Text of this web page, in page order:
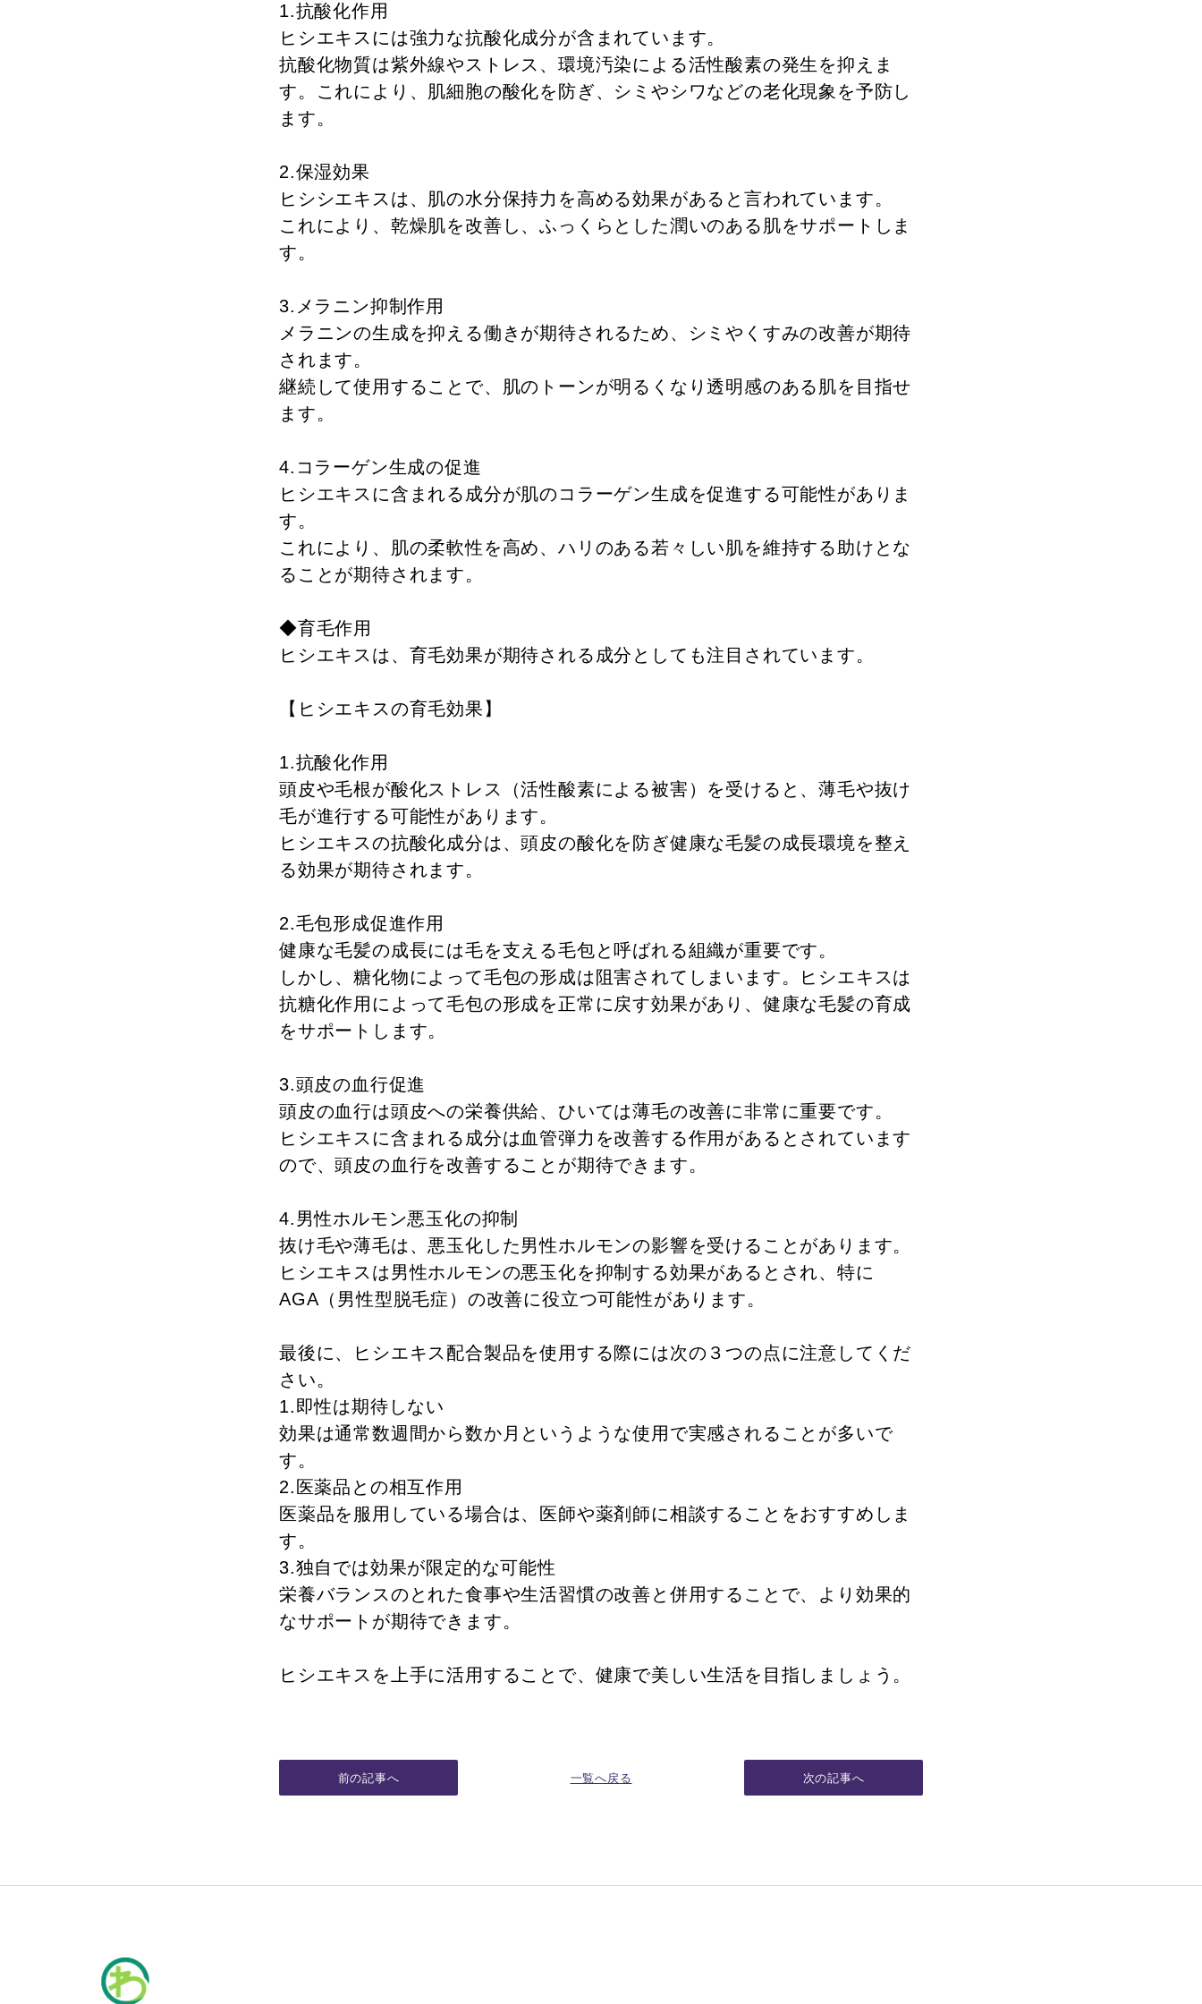
1.抗酸化作用
ヒシエキスには強力な抗酸化成分が含まれています。
抗酸化物質は紫外線やストレス、環境汚染による活性酸素の発生を抑えま
す。これにより、肌細胞の酸化を防ぎ、シミやシワなどの老化現象を予防し
ます。
2.保湿効果
ヒシシエキスは、肌の水分保持力を高める効果があると言われています。
これにより、乾燥肌を改善し、ふっくらとした潤いのある肌をサポートしま
す。
3.メラニン抑制作用
メラニンの生成を抑える働きが期待されるため、シミやくすみの改善が期待
されます。
継続して使用することで、肌のトーンが明るくなり透明感のある肌を目指せ
ます。
4.コラーゲン生成の促進
ヒシエキスに含まれる成分が肌のコラーゲン生成を促進する可能性がありま
す。
これにより、肌の柔軟性を高め、ハリのある若々しい肌を維持する助けとな
ることが期待されます。
◆育毛作用
ヒシエキスは、育毛効果が期待される成分としても注目されています。
【ヒシエキスの育毛効果】
1.抗酸化作用
頭皮や毛根が酸化ストレス（活性酸素による被害）を受けると、薄毛や抜け
毛が進行する可能性があります。
ヒシエキスの抗酸化成分は、頭皮の酸化を防ぎ健康な毛髪の成長環境を整え
る効果が期待されます。
2.毛包形成促進作用
健康な毛髪の成長には毛を支える毛包と呼ばれる組織が重要です。
しかし、糖化物によって毛包の形成は阻害されてしまいます。ヒシエキスは
抗糖化作用によって毛包の形成を正常に戻す効果があり、健康な毛髪の育成
をサポートします。
3.頭皮の血行促進
頭皮の血行は頭皮への栄養供給、ひいては薄毛の改善に非常に重要です。
ヒシエキスに含まれる成分は血管弾力を改善する作用があるとされています
ので、頭皮の血行を改善することが期待できます。
4.男性ホルモン悪玉化の抑制
抜け毛や薄毛は、悪玉化した男性ホルモンの影響を受けることがあります。
ヒシエキスは男性ホルモンの悪玉化を抑制する効果があるとされ、特に
AGA（男性型脱毛症）の改善に役立つ可能性があります。
最後に、ヒシエキス配合製品を使用する際には次の３つの点に注意してくだ
さい。
1.即性は期待しない
効果は通常数週間から数か月というような使用で実感されることが多いで
す。
2.医薬品との相互作用
医薬品を服用している場合は、医師や薬剤師に相談することをおすすめしま
す。
3.独自では効果が限定的な可能性
栄養バランスのとれた食事や生活習慣の改善と併用することで、より効果的
なサポートが期待できます。
ヒシエキスを上手に活用することで、健康で美しい生活を目指しましょう。
前の記事へ 一覧へ戻る 次の記事へ